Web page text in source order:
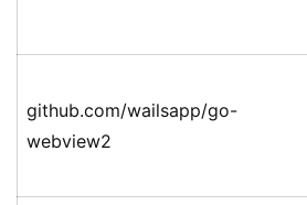
github.com/wailsapp/go-
webview2